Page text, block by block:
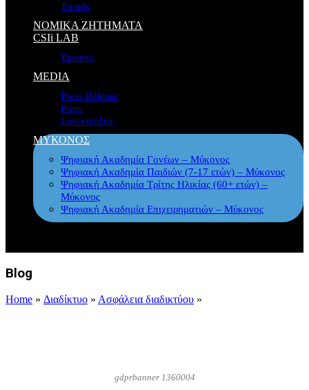
Trends
ΝΟΜΙΚΑ ΖΗΤΗΜΑΤΑ
CSIi LAB
Έρευνες
MEDIA
Press Release
Press
Συνεντεύξεις
ΜΥΚΟΝΟΣ
Ψηφιακή Ακαδημία Γονέων – Μύκονος
Ψηφιακή Ακαδημία Παιδιών (7-17 ετών) – Μύκονος
Ψηφιακή Ακαδημία Τρίτης Ηλικίας (60+ ετών) –
Μύκονος
Ψηφιακή Ακαδημία Επιχειρηματιών – Μύκονος
Blog
Home » Διαδίκτυο » Ασφάλεια διαδικτύου »
gdprbanner 1360004